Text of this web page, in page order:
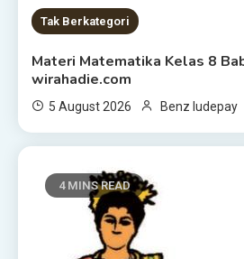
Tak Berkategori
Materi Matematika Kelas 8
wirahadie.com
5 August 2026 Benz ludepay
4 MINS READ